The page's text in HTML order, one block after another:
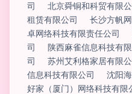
司
北京舜铜和科贸有限
租赁有限公司
长沙方帆
卓网络科技有限责任公司
司
陕西麻雀信息科技有
司
苏州艾利格家居有限
信息科技有限公司
沈阳
好家（厦门）网络科技有限